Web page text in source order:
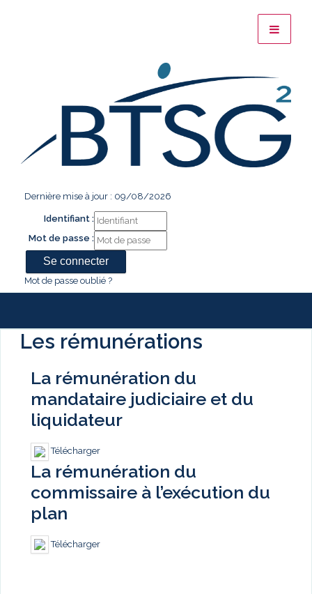
Dernière mise à jour : 09/08/2026
Identifiant :
Mot de passe :
Mot de passe oublié ?
Les rémunérations
La rémunération du
mandataire judiciaire et du
liquidateur
Télécharger
La rémunération du
commissaire à l’exécution du
plan
Télécharger